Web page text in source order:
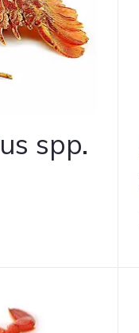
spp.